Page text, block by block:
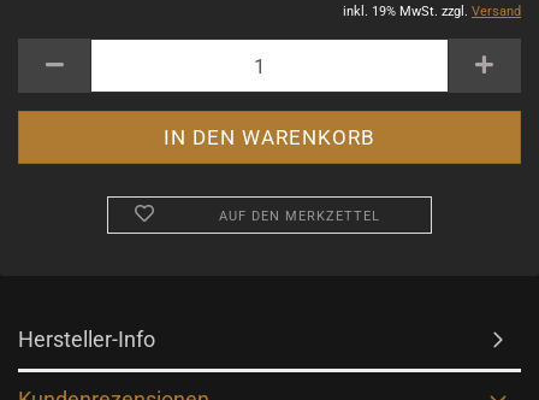
inkl. 19% MwSt. zzgl. Versand
AUF DEN MERKZETTEL
Hersteller-Info